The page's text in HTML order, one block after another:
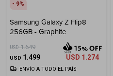
9
Samsung Galaxy Z Flip8
256GB - Graphite
USD 1.649
USD 1.499 USD 1.274
ENVÍO A TODO EL PAÍS